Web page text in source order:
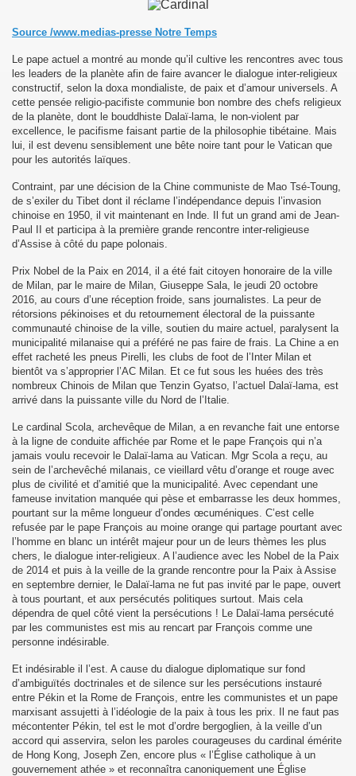
Source /www.medias-presse Notre Temps
Le pape actuel a montré au monde qu’il cultive les rencontres avec tous
les leaders de la planète afin de faire avancer le dialogue inter-religieux
constructif, selon la doxa mondialiste, de paix et d’amour universels. A
cette pensée religio-pacifiste communie bon nombre des chefs religieux
de la planète, dont le bouddhiste Dalaï-lama, le non-violent par
excellence, le pacifisme faisant partie de la philosophie tibétaine. Mais
lui, il est devenu sensiblement une bête noire tant pour le Vatican que
pour les autorités laïques.
Contraint, par une décision de la Chine communiste de Mao Tsé-Toung,
de s’exiler du Tibet dont il réclame l’indépendance depuis l’invasion
chinoise en 1950, il vit maintenant en Inde. Il fut un grand ami de Jean-
Paul II et participa à la première grande rencontre inter-religieuse
d’Assise à côté du pape polonais.
Prix Nobel de la Paix en 2014, il a été fait citoyen honoraire de la ville
de Milan, par le maire de Milan, Giuseppe Sala, le jeudi 20 octobre
2016, au cours d’une réception froide, sans journalistes. La peur de
rétorsions pékinoises et du retournement électoral de la puissante
communauté chinoise de la ville, soutien du maire actuel, paralysent la
municipalité milanaise qui a préféré ne pas faire de frais. La Chine a en
effet racheté les pneus Pirelli, les clubs de foot de l’Inter Milan et
bientôt va s’approprier l’AC Milan. Et ce fut sous les huées des très
nombreux Chinois de Milan que Tenzin Gyatso, l’actuel Dalaï-lama, est
arrivé dans la puissante ville du Nord de l’Italie.
Le cardinal Scola, archevêque de Milan, a en revanche fait une entorse
à la ligne de conduite affichée par Rome et le pape François qui n’a
jamais voulu recevoir le Dalaï-lama au Vatican. Mgr Scola a reçu, au
sein de l’archevêché milanais, ce vieillard vêtu d’orange et rouge avec
plus de civilité et d’amitié que la municipalité. Avec cependant une
fameuse invitation manquée qui pèse et embarrasse les deux hommes,
pourtant sur la même longueur d’ondes œcuméniques. C’est celle
refusée par le pape François au moine orange qui partage pourtant avec
l’homme en blanc un intérêt majeur pour un de leurs thèmes les plus
chers, le dialogue inter-religieux. A l’audience avec les Nobel de la Paix
de 2014 et puis à la veille de la grande rencontre pour la Paix à Assise
en septembre dernier, le Dalaï-lama ne fut pas invité par le pape, ouvert
à tous pourtant, et aux persécutés politiques surtout. Mais cela
dépendra de quel côté vient la persécutions ! Le Dalaï-lama persécuté
par les communistes est mis au rencart par François comme une
personne indésirable.
Et indésirable il l’est. A cause du dialogue diplomatique sur fond
d’ambiguïtés doctrinales et de silence sur les persécutions instauré
entre Pékin et la Rome de François, entre les communistes et un pape
marxisant assujetti à l’idéologie de la paix à tous les prix. Il ne faut pas
mécontenter Pékin, tel est le mot d’ordre bergoglien, à la veille d’un
accord qui asservira, selon les paroles courageuses du cardinal émérite
de Hong Kong, Joseph Zen, encore plus « l’Église catholique à un
gouvernement athée » et reconnaîtra canoniquement une Église